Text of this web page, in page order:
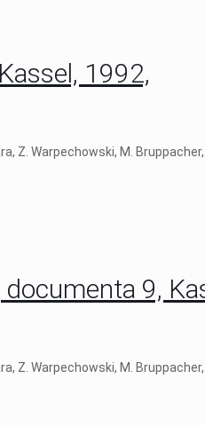
1992,
Z. Warpechowski, M. Bruppacher,
9,
Z. Warpechowski, M. Bruppacher,